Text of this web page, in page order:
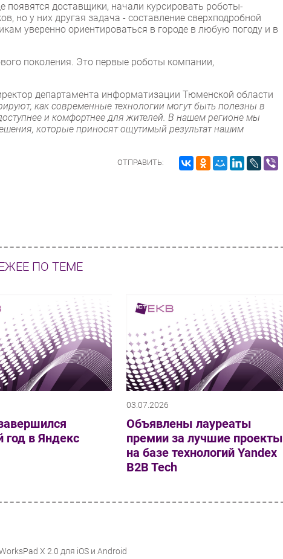
появятся доставщики, начали курсировать роботы-
но у них другая задача - составление сверхподробной
уверенно ориентироваться в городе в любую погоду и в
поколения. Это первые роботы компании,
департамента информатизации Тюменской области
как современные технологии могут быть полезны в
и комфортнее для жителей. В нашем регионе мы
которые приносят ощутимый результат нашим
ОТПРАВИТЬ:
ПО ТЕМЕ
год в Яндекс
03.07.2026
Объявлены лауреаты
премии за лучшие проекты
на базе технологий Yandex
B2B Tech
X 2.0 для iOS и Android